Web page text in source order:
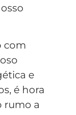
com
e
é hora
rumo a